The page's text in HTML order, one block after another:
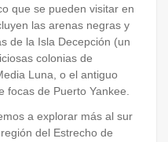
que se pueden visitar en
las arenas negras y
de la Isla Decepción (un
colonias de
Luna, o el antiguo
de Puerto Yankee.
a explorar más al sur
del Estrecho de